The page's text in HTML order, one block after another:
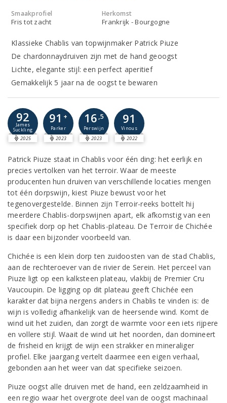
Smaakprofiel
Fris tot zacht
Herkomst
Frankrijk - Bourgogne
Klassieke Chablis van topwijnmaker Patrick Piuze
De chardonnaydruiven zijn met de hand geoogst
Lichte, elegante stijl: een perfect aperitief
Gemakkelijk 5 jaar na de oogst te bewaren
92
James
Suckling
2025
91 +
Parker
2023
16 ,5
Perswijn
2023
91
Vinous
2022
Patrick Piuze staat in Chablis voor één ding: het eerlijk en
precies vertolken van het terroir. Waar de meeste
producenten hun druiven van verschillende locaties mengen
tot één dorpswijn, kiest Piuze bewust voor het
tegenovergestelde. Binnen zijn Terroir-reeks bottelt hij
meerdere Chablis-dorpswijnen apart, elk afkomstig van een
specifiek dorp op het Chablis-plateau. De Terroir de Chichée
is daar een bijzonder voorbeeld van.
Chichée is een klein dorp ten zuidoosten van de stad Chablis,
aan de rechteroever van de rivier de Serein. Het perceel van
Piuze ligt op een kalksteen plateau, vlakbij de Premier Cru
Vaucoupin. De ligging op dit plateau geeft Chichée een
karakter dat bijna nergens anders in Chablis te vinden is: de
wijn is volledig afhankelijk van de heersende wind. Komt de
wind uit het zuiden, dan zorgt de warmte voor een iets rijpere
en vollere stijl. Waait de wind uit het noorden, dan domineert
de frisheid en krijgt de wijn een strakker en mineraliger
profiel. Elke jaargang vertelt daarmee een eigen verhaal,
gebonden aan het weer van dat specifieke seizoen.
Piuze oogst alle druiven met de hand, een zeldzaamheid in
een regio waar het overgrote deel van de oogst machinaal